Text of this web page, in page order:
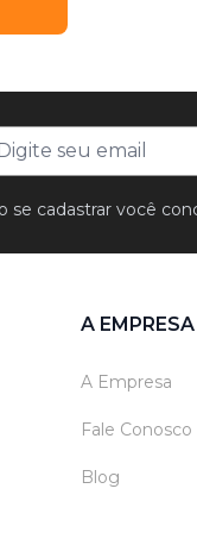
se cadastrar você
A EMPRESA
A Empresa
Fale Conosco
Blog